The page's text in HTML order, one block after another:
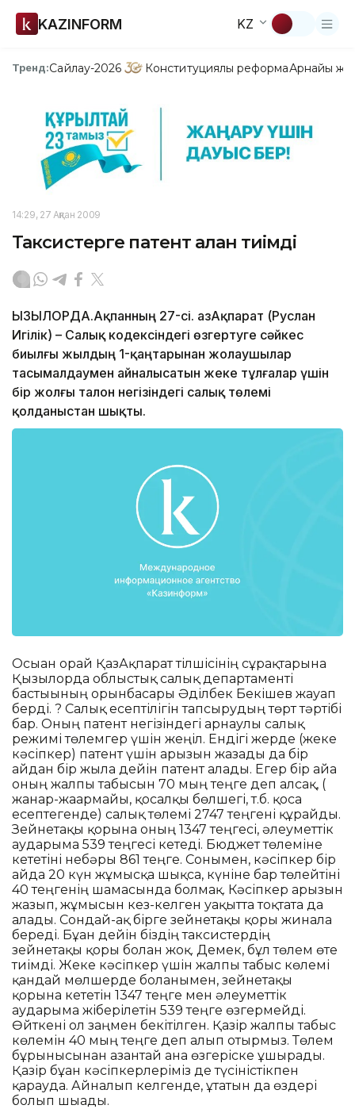
KAZINFORM KZ
Тренд:Сайлау-2026 Конституциялық реформаАрнайы
14:29, 27 Ақпан 2009
Таксистерге патент алған тиімді
ҚЫЗЫЛОРДА.Ақпанның 27-сі. ҚазАқпарат (Руслан
Игілік) – Салық кодексіндегі өзгертуге сәйкес
биылғы жылдың 1-қаңтарынан жолаушылар
тасымалдаумен айналысатын жеке тұлғалар үшін
бір жолғы талон негізіндегі салық төлемі
қолданыстан шықты.
Осыған орай ҚазАқпарат тілшісінің сұрақтарына
Қызылорда облыстық салық департаменті
бастығының орынбасары Әділбек Бекішев жауап
берді. ? Салық есептілігін тапсырудың төрт тәртібі
бар. Оның патент негізіндегі арнаулы салық
режимі төлемгер үшін жеңіл. Ендігі жерде (жеке
кәсіпкер) патент үшін арызын жазады да бір
айдан бір жылға дейін патент алады. Егер бір айға
оның жалпы табысын 70 мың теңге деп алсақ, (
жанар-жағармайы, қосалқы бөлшегі, т.б. қоса
есептегенде) салық төлемі 2747 теңгені құрайды.
Зейнетақы қорына оның 1347 теңгесі, әлеуметтік
аударымға 539 теңгесі кетеді. Бюджет төлеміне
кететіні небәры 861 теңге. Сонымен, кәсіпкер бір
айда 20 күн жұмысқа шықса, күніне бар төлейтіні
40 теңгенің шамасында болмақ. Кәсіпкер арызын
жазып, жұмысын кез-келген уақытта тоқтата да
алады. Сондай-ақ бірге зейнетақы қоры жинала
береді. Бұған дейін біздің таксистердің
зейнетақы қоры болған жоқ. Демек, бұл төлем өте
тиімді. Жеке кәсіпкер үшін жалпы табыс көлемі
қандай мөлшерде болғанымен, зейнетақы
қорына кететін 1347 теңге мен әлеуметтік
аударымға жіберілетін 539 теңге өзгермейді.
Өйткені ол заңмен бекітілген. Қазір жалпы табыс
көлемін 40 мың теңге деп алып отырмыз. Төлем
бұрынғысынан азғантай ғана өзгеріске ұшырады.
Қазір бұған кәсіпкерлеріміз де түсіністікпен
қарауда. Айналып келгенде, ұтатын да өздері
болып шығады.